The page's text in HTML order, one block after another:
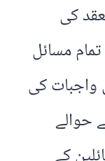
کی
مسائل
واجبات کی
حوالے